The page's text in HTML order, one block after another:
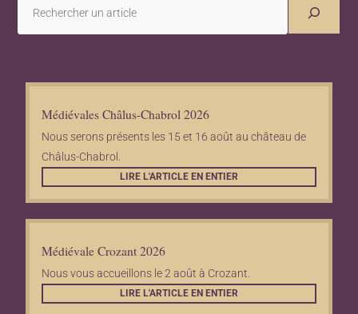
Médiévales Châlus-Chabrol 2026
Nous serons présents les 15 et 16 août au château de
Châlus-Chabrol.
LIRE L'ARTICLE EN ENTIER
Médiévale Crozant 2026
Nous vous accueillons le 2 août à Crozant.
LIRE L'ARTICLE EN ENTIER